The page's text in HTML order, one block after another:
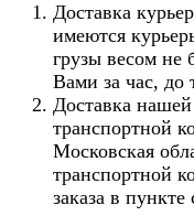
Доставка
имеются
грузы весом не
Вами за час, до
Доставка
транспортной
Московская
транспортной
заказа в